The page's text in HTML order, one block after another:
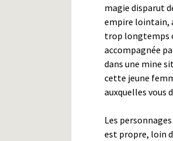
magie disparut
empire lointain,
trop longtemps
accompagnée
dans une mine
cette jeune
auxquelles vous
Les
est propre, loin